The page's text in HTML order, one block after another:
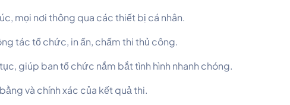
mọi nơi thông qua các thiết bị cá nhân.
tác tổ chức, in ấn, chấm thi thủ công.
giúp ban tổ chức nắm bắt tình hình nhanh chóng.
và chính xác của kết quả thi.